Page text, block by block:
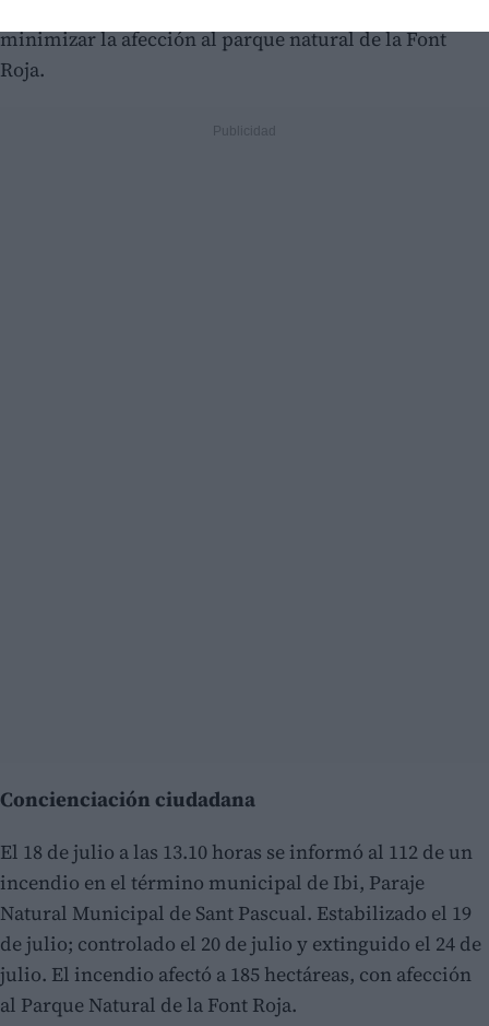
minimizar la afección al parque natural de la Font
Roja.
Concienciación ciudadana
El 18 de julio a las 13.10 horas se informó al 112 de un
incendio en el término municipal de Ibi, Paraje
Natural Municipal de Sant Pascual. Estabilizado el 19
de julio; controlado el 20 de julio y extinguido el 24 de
julio. El incendio afectó a 185 hectáreas, con afección
al Parque Natural de la Font Roja.